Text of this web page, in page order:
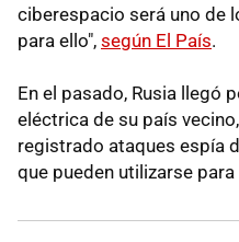
ciberespacio será uno de
para ello", según El País.
En el pasado, Rusia llegó
eléctrica de su país
registrado ataques espía
que pueden utilizarse